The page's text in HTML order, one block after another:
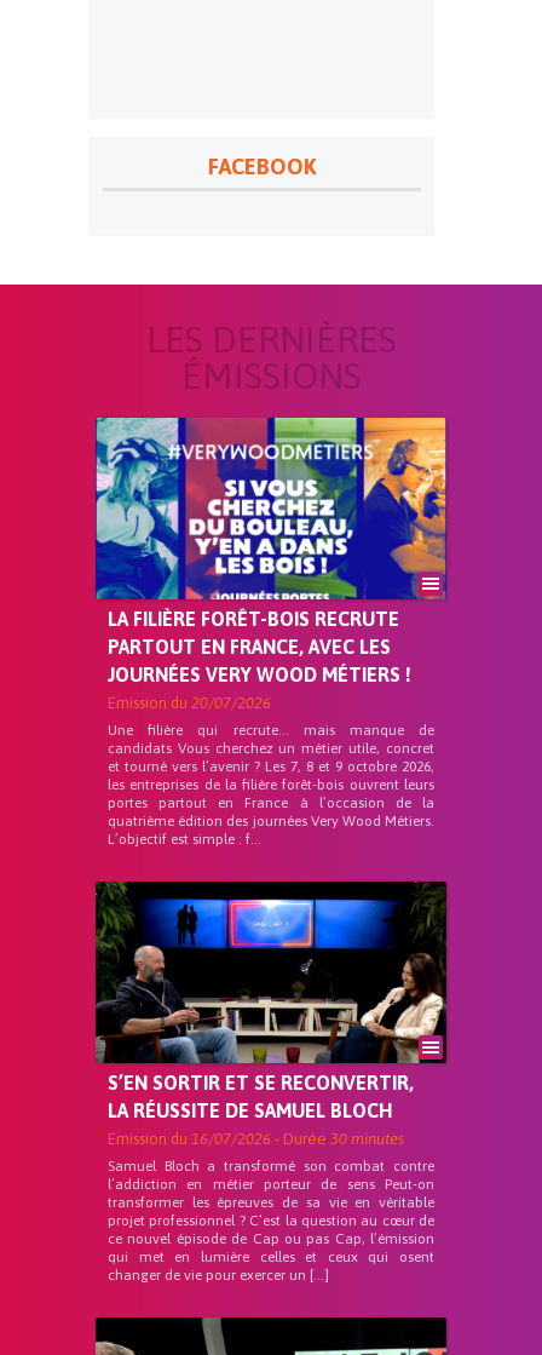
FACEBOOK
LES DERNIÈRES
ÉMISSIONS
LA FILIÈRE FORÊT-BOIS RECRUTE
PARTOUT EN FRANCE, AVEC LES
JOURNÉES VERY WOOD MÉTIERS !
Emission du 20/07/2026
Une filière qui recrute… mais manque de
candidats Vous cherchez un métier utile, concret
et tourné vers l’avenir ? Les 7, 8 et 9 octobre 2026,
les entreprises de la filière forêt-bois ouvrent leurs
portes partout en France à l’occasion de la
quatrième édition des journées Very Wood Métiers.
L’objectif est simple : f...
S’EN SORTIR ET SE RECONVERTIR,
LA RÉUSSITE DE SAMUEL BLOCH
Emission du 16/07/2026 - Durée 30 minutes
Samuel Bloch a transformé son combat contre
l’addiction en métier porteur de sens Peut-on
transformer les épreuves de sa vie en véritable
projet professionnel ? C’est la question au cœur de
ce nouvel épisode de Cap ou pas Cap, l’émission
qui met en lumière celles et ceux qui osent
changer de vie pour exercer un […]